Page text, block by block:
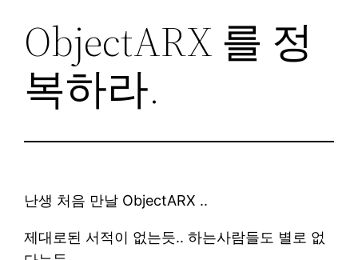
ObjectARX 를 정
복하라.
난생 처음 만날 ObjectARX ..
제대로된 서적이 없는듯.. 하는사람들도 별로 없